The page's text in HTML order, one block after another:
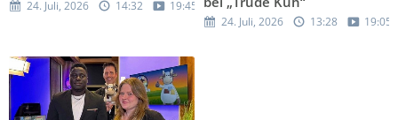
24. Juli, 2026 14:32 19:45
24. Juli, 2026 13:28 19:05